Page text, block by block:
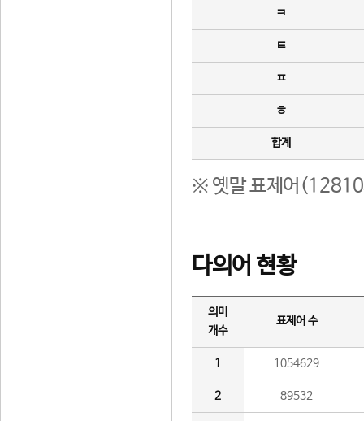
ㅋ
ㅌ
ㅍ
ㅎ
합계
※ 옛말 표제어(12810
다의어 현황
의미
개수
표제어 수
1 1054629
2 89532